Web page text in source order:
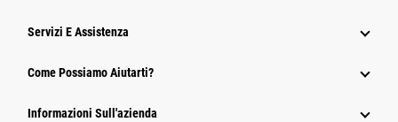
Servizi E Assistenza
Come Possiamo Aiutarti?
Informazioni Sull'azienda